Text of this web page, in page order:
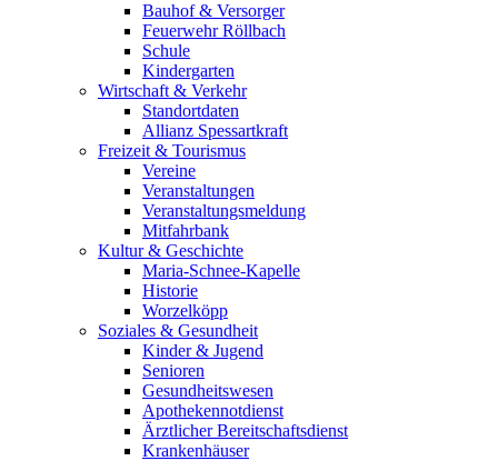
Bauhof & Versorger
Feuerwehr Röllbach
Schule
Kindergarten
Wirtschaft & Verkehr
Standortdaten
Allianz Spessartkraft
Freizeit & Tourismus
Vereine
Veranstaltungen
Veranstaltungsmeldung
Mitfahrbank
Kultur & Geschichte
Maria-Schnee-Kapelle
Historie
Worzelköpp
Soziales & Gesundheit
Kinder & Jugend
Senioren
Gesundheitswesen
Apothekennotdienst
Ärztlicher Bereitschaftsdienst
Krankenhäuser